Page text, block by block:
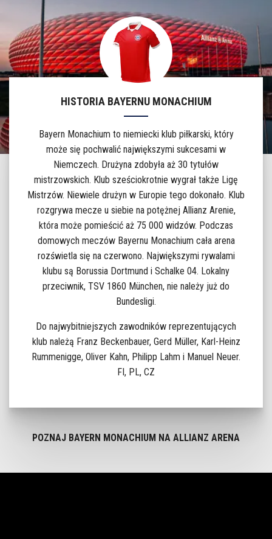
HISTORIA BAYERNU MONACHIUM
Bayern Monachium to niemiecki klub piłkarski, który
może się pochwalić największymi sukcesami w
Niemczech. Drużyna zdobyła aż 30 tytułów
mistrzowskich. Klub sześciokrotnie wygrał także Ligę
Mistrzów. Niewiele drużyn w Europie tego dokonało. Klub
rozgrywa mecze u siebie na potężnej Allianz Arenie,
która może pomieścić aż 75 000 widzów. Podczas
domowych meczów Bayernu Monachium cała arena
rozświetla się na czerwono. Największymi rywalami
klubu są Borussia Dortmund i Schalke 04. Lokalny
przeciwnik, TSV 1860 München, nie należy już do
Bundesligi.
Do najwybitniejszych zawodników reprezentujących
klub należą Franz Beckenbauer, Gerd Müller, Karl-Heinz
Rummenigge, Oliver Kahn, Philipp Lahm i Manuel Neuer.
FI, PL, CZ
POZNAJ BAYERN MONACHIUM NA ALLIANZ ARENA